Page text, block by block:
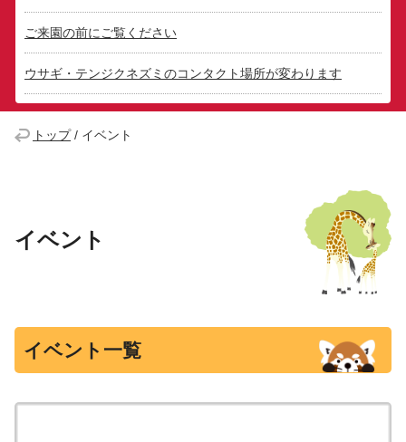
ご来園の前にご覧ください
ウサギ・テンジクネズミのコンタクト場所が変わります
トップ/ イベント
イベント
イベント一覧